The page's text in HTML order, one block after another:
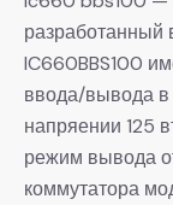
разработанный
IC660BBS100
ввода/вывода в
напряении 125
режим вывода
коммутатора